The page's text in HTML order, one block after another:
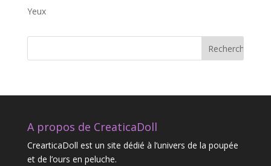
Yeux
A propos de CreaticaDoll
CrearticaDoll est un site dédié à l’univers de la poupée
et de l’ours en peluche.